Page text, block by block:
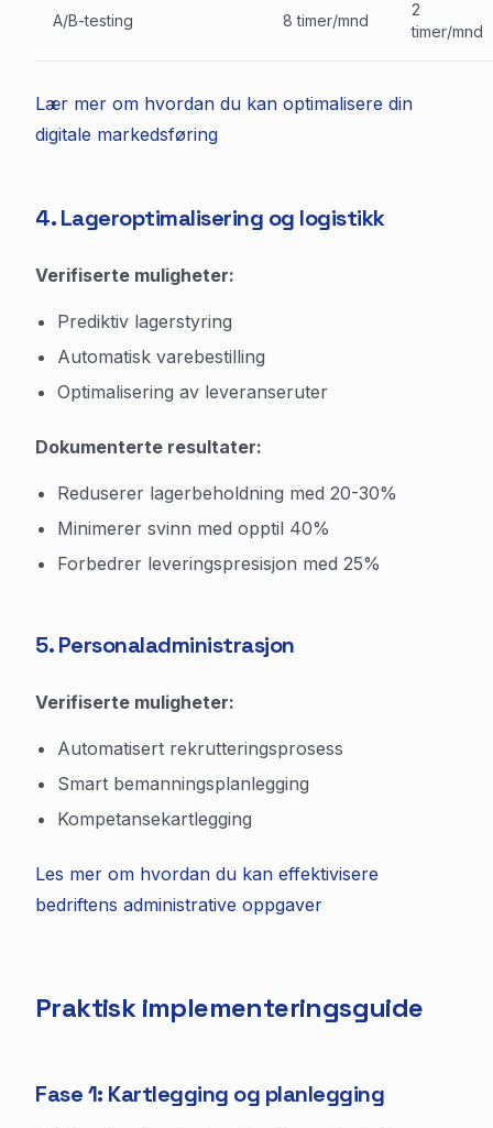
A/B-testing 8 timer/mnd
2
timer/mnd
Lær mer om hvordan du kan optimalisere din
digitale markedsføring
4. Lageroptimalisering og logistikk
Verifiserte muligheter:
Prediktiv lagerstyring
Automatisk varebestilling
Optimalisering av leveranseruter
Dokumenterte resultater:
Reduserer lagerbeholdning med 20-30%
Minimerer svinn med opptil 40%
Forbedrer leveringspresisjon med 25%
5. Personaladministrasjon
Verifiserte muligheter:
Automatisert rekrutteringsprosess
Smart bemanningsplanlegging
Kompetansekartlegging
Les mer om hvordan du kan effektivisere
bedriftens administrative oppgaver
Praktisk implementeringsguide
Fase 1: Kartlegging og planlegging